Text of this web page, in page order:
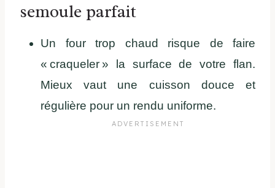
semoule parfait
Un four trop chaud risque de faire
« craqueler » la surface de votre flan.
Mieux vaut une cuisson douce et
régulière pour un rendu uniforme.